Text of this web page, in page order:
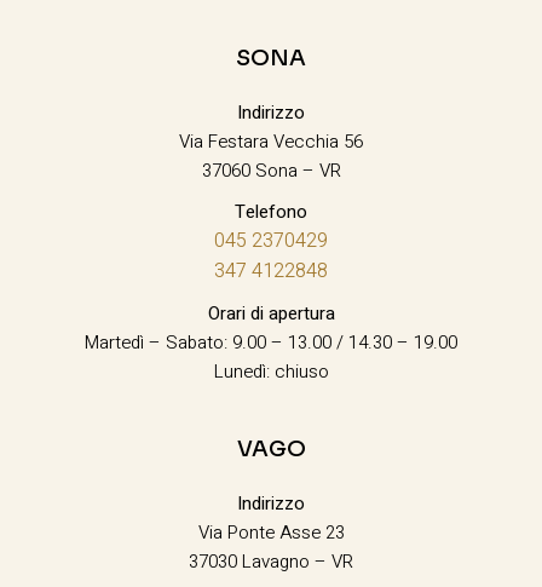
SONA
Indirizzo
Via Festara Vecchia 56
37060 Sona – VR
Telefono
045 2370429
347 4122848
Orari di apertura
Martedì – Sabato: 9.00 – 13.00 / 14.30 – 19.00
Lunedì: chiuso
VAGO
Indirizzo
Via Ponte Asse 23
37030 Lavagno – VR